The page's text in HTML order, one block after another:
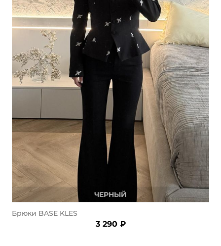
ЧЕРНЫЙ
Брюки BASE KLES
3 290 ₽